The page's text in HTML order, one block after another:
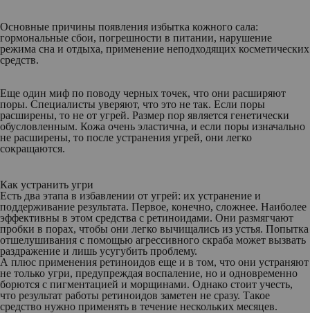
Основные причины появления избытка кожного сала:
гормональные сбои, погрешности в питании, нарушение
режима сна и отдыха, применение неподходящих косметических
средств.
Еще один миф по поводу черных точек, что они расширяют
поры. Специалисты уверяют, что это не так. Если поры
расширены, то не от угрей. Размер пор является генетически
обусловленным. Кожа очень эластична, и если поры изначально
не расширены, то после устранения угрей, они легко
сокращаются.
Как устранить угри
Есть два этапа в избавлении от угрей: их устранение и
поддерживание результата. Первое, конечно, сложнее. Наиболее
эффективны в этом средства с ретиноидами. Они размягчают
пробки в порах, чтобы они легко вычищались из устья. Попытка
отшелушивания с помощью агрессивного скраба может вызвать
раздражение и лишь усугубить проблему.
А плюс применения ретиноидов еще и в том, что они устраняют
не только угри, предупреждая воспаление, но и одновременно
борются с пигментацией и морщинами. Однако стоит учесть,
что результат работы ретиноидов заметен не сразу. Такое
средство нужно применять в течение нескольких месяцев.